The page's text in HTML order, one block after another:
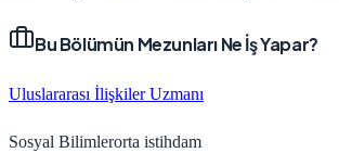
Bu Bölümün Mezunları Ne İş Yapar?
Uluslararası İlişkiler Uzmanı
Sosyal Bilimlerorta istihdam